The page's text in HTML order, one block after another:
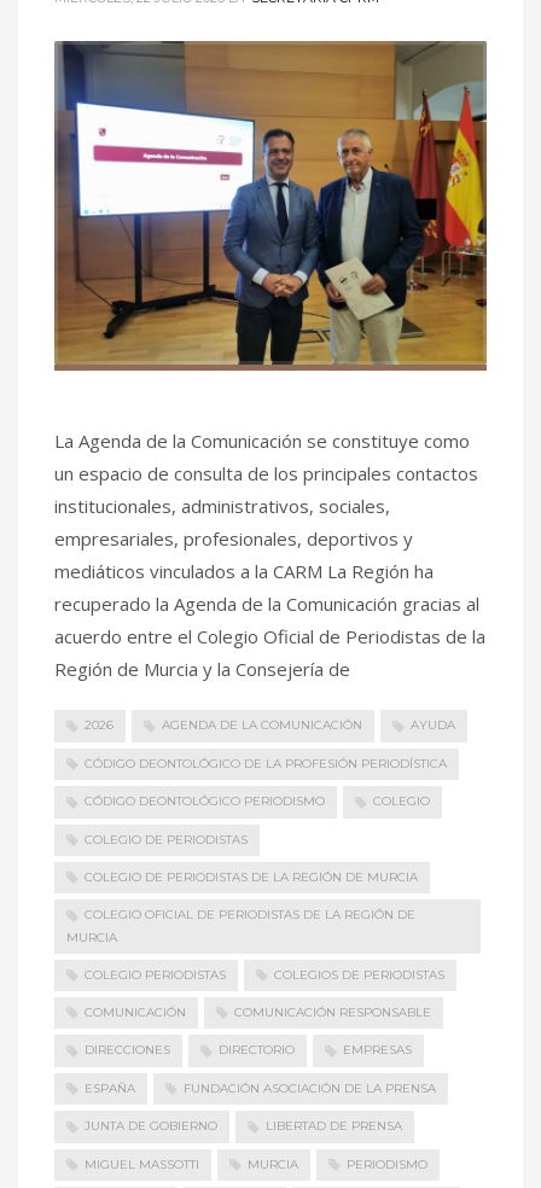
La Agenda de la Comunicación se constituye como
un espacio de consulta de los principales contactos
institucionales, administrativos, sociales,
empresariales, profesionales, deportivos y
mediáticos vinculados a la CARM La Región ha
recuperado la Agenda de la Comunicación gracias al
acuerdo entre el Colegio Oficial de Periodistas de la
Región de Murcia y la Consejería de
2026 AGENDA DE LA COMUNICACIÓN AYUDA
CÓDIGO DEONTOLÓGICO DE LA PROFESIÓN PERIODÍSTICA
CÓDIGO DEONTOLÓGICO PERIODISMO COLEGIO
COLEGIO DE PERIODISTAS
COLEGIO DE PERIODISTAS DE LA REGIÓN DE MURCIA
COLEGIO OFICIAL DE PERIODISTAS DE LA REGIÓN DE
MURCIA
COLEGIO PERIODISTAS COLEGIOS DE PERIODISTAS
COMUNICACIÓN COMUNICACIÓN RESPONSABLE
DIRECCIONES DIRECTORIO EMPRESAS
ESPAÑA FUNDACIÓN ASOCIACIÓN DE LA PRENSA
JUNTA DE GOBIERNO LIBERTAD DE PRENSA
MIGUEL MASSOTTI MURCIA PERIODISMO